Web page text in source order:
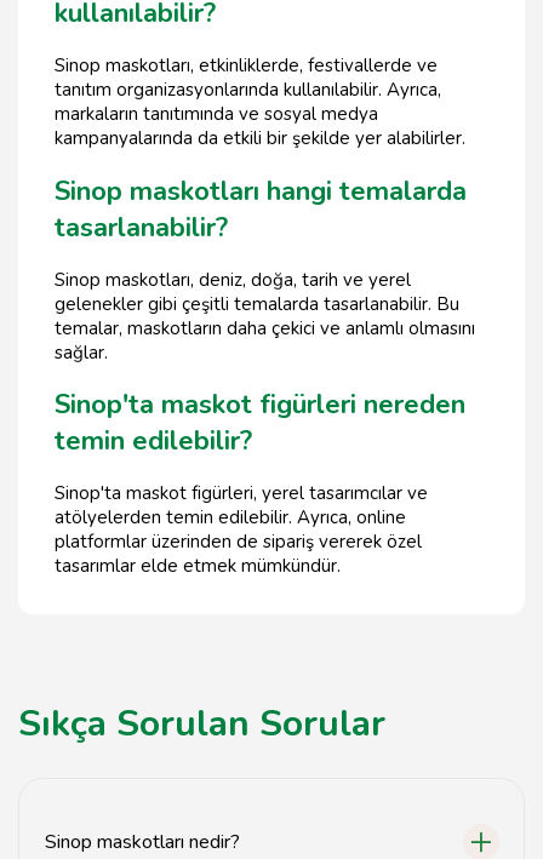
kullanılabilir?
Sinop maskotları, etkinliklerde, festivallerde ve
tanıtım organizasyonlarında kullanılabilir. Ayrıca,
markaların tanıtımında ve sosyal medya
kampanyalarında da etkili bir şekilde yer alabilirler.
Sinop maskotları hangi temalarda
tasarlanabilir?
Sinop maskotları, deniz, doğa, tarih ve yerel
gelenekler gibi çeşitli temalarda tasarlanabilir. Bu
temalar, maskotların daha çekici ve anlamlı olmasını
sağlar.
Sinop'ta maskot figürleri nereden
temin edilebilir?
Sinop'ta maskot figürleri, yerel tasarımcılar ve
atölyelerden temin edilebilir. Ayrıca, online
platformlar üzerinden de sipariş vererek özel
tasarımlar elde etmek mümkündür.
Sıkça Sorulan Sorular
Sinop maskotları nedir?